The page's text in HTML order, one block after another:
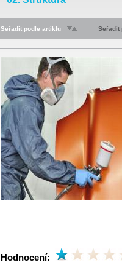
Seřadit podle artiklu Seřadit
Hodnocení: